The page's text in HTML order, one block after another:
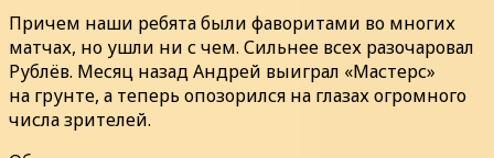
Причем наши ребята были фаворитами во многих
матчах, но ушли ни с чем. Сильнее всех разочаровал
Рублёв. Месяц назад Андрей выиграл «Мастерс»
на грунте, а теперь опозорился на глазах огромного
числа зрителей.